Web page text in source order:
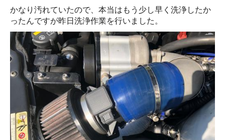
かなり汚れていたので、本当はもう少し早く洗浄したか
ったんですが昨日洗浄作業を行いました。